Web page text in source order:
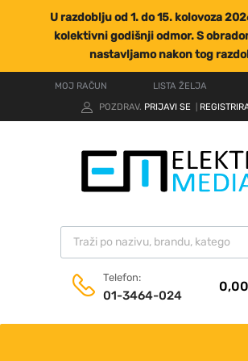
U razdoblju od 1. do 15. kolovoza
kolektivni godišnji odmor. S
nastavljamo nakon tog
MOJ RAČUN LISTA ŽELJA
POZDRAV. PRIJAVI SE
Telefon:
01-3464-024
0,00